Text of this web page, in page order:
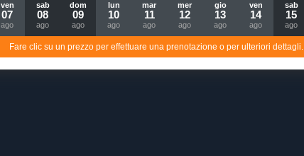
ven
07
ago
sab
08
ago
dom
09
ago
lun
10
ago
mar
11
ago
mer
12
ago
gio
13
ago
ven
14
ago
sab
15
ago
Fare clic su un prezzo per effettuare una prenotazione o per ulteriori dettagli.